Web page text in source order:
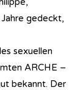
gedeckt,
sexuellen
ARCHE –
bekannt. Der